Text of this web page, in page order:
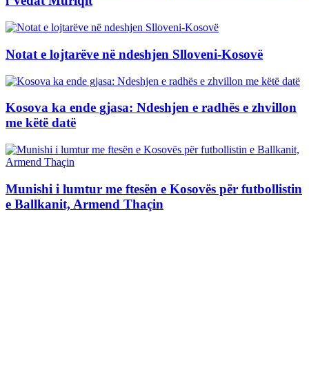
Notat e lojtarëve në ndeshjen Slloveni-Kosovë
Kosova ka ende gjasa: Ndeshjen e radhës e zhvillon
me këtë datë
Munishi i lumtur me ftesën e Kosovës për futbollistin
e Ballkanit, Armend Thaçin